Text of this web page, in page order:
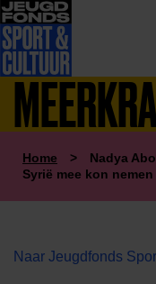
Home >
Nadya
Syrië mee kon
Naar Jeugdfonds